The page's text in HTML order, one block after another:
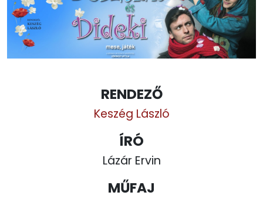
RENDEZŐ
Keszég László
ÍRÓ
Lázár Ervin
MŰFAJ